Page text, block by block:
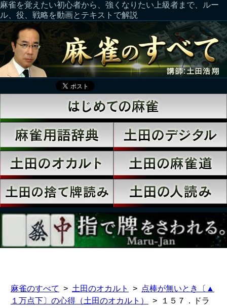
麻雀を覚えたい初心者から、強くなりたい上級者まで、ルー
ル、役、戦略を動画とテキストで解説
麻雀のすべて 土田のオカルト
点棒が無いとき〔▲
１万点下〕の心得（土田のオカルト）
１５７．ドラ